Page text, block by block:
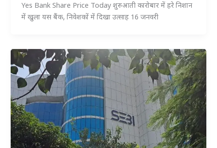
Yes Bank Share Price Today शुरुआती कारोबार में हरे निशान
में खुला यस बैंक, निवेशकों में दिखा उत्साह 16 जनवरी